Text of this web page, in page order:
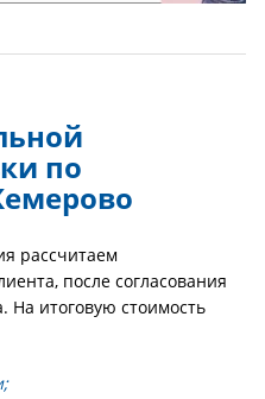
по
рассчитаем
после согласования
На итоговую стоимость